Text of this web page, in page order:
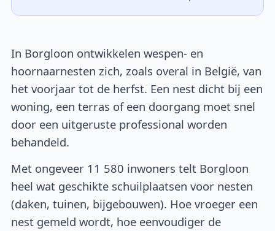
In Borgloon ontwikkelen wespen- en
hoornaarnesten zich, zoals overal in België, van
het voorjaar tot de herfst. Een nest dicht bij een
woning, een terras of een doorgang moet snel
door een uitgeruste professional worden
behandeld.
Met ongeveer 11 580 inwoners telt Borgloon
heel wat geschikte schuilplaatsen voor nesten
(daken, tuinen, bijgebouwen). Hoe vroeger een
nest gemeld wordt, hoe eenvoudiger de